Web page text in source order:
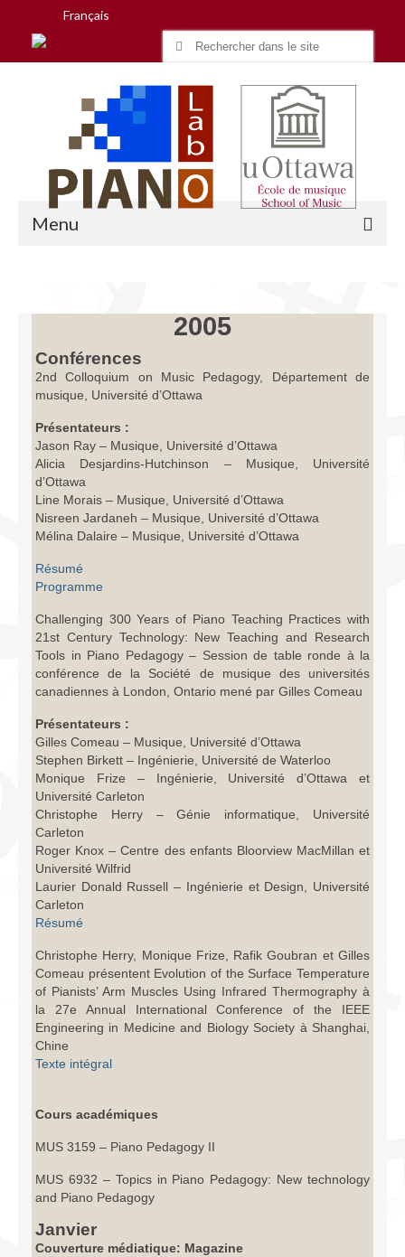
Français
Search
Menu
Équipe
Infrastructure
Programmes
Publications
Ressources
Archives
Donner
2005
Conférences
2nd Colloquium on Music Pedagogy, Département de
musique, Université d’Ottawa
Présentateurs :
Jason Ray – Musique, Université d’Ottawa
Alicia Desjardins-Hutchinson – Musique, Université
d’Ottawa
Line Morais – Musique, Université d’Ottawa
Nisreen Jardaneh – Musique, Université d’Ottawa
Mélina Dalaire – Musique, Université d’Ottawa
Résumé
Programme
Challenging 300 Years of Piano Teaching Practices with
21st Century Technology: New Teaching and Research
Tools in Piano Pedagogy – Session de table ronde à la
conférence de la Société de musique des universités
canadiennes à London, Ontario mené par Gilles Comeau
Présentateurs :
Gilles Comeau – Musique, Université d’Ottawa
Stephen Birkett – Ingénierie, Université de Waterloo
Monique Frize – Ingénierie, Université d’Ottawa et
Université Carleton
Christophe Herry – Génie informatique, Université
Carleton
Roger Knox – Centre des enfants Bloorview MacMillan et
Université Wilfrid
Laurier Donald Russell – Ingénierie et Design, Université
Carleton
Résumé
Christophe Herry, Monique Frize, Rafik Goubran et Gilles
Comeau présentent Evolution of the Surface Temperature
of Pianists’ Arm Muscles Using Infrared Thermography à
la 27e Annual International Conference of the IEEE
Engineering in Medicine and Biology Society à Shanghai,
Chine
Texte intégral
Cours académiques
MUS 3159 – Piano Pedagogy II
MUS 6932 – Topics in Piano Pedagogy: New technology
and Piano Pedagogy
Janvier
Couverture médiatique: Magazine